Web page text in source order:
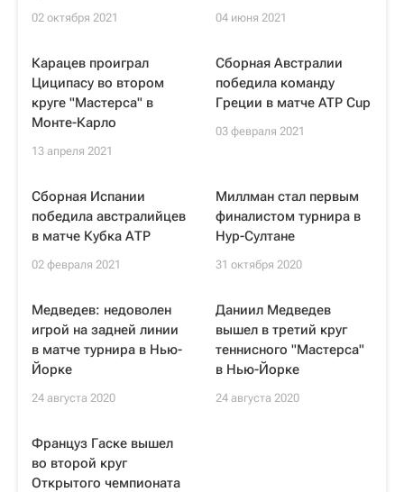
02 октября 2021 04 июня 2021
Карацев проиграл
Циципасу во втором
круге "Мастерса" в
Монте-Карло
13 апреля 2021
Сборная Австралии
победила команду
Греции в матче ATP Cup
03 февраля 2021
Сборная Испании
победила австралийцев
в матче Кубка АТР
02 февраля 2021
Миллман стал первым
финалистом турнира в
Нур-Султане
31 октября 2020
Медведев: недоволен
игрой на задней линии
в матче турнира в Нью-
Йорке
24 августа 2020
Даниил Медведев
вышел в третий круг
теннисного "Мастерса"
в Нью-Йорке
24 августа 2020
Француз Гаске вышел
во второй круг
Открытого чемпионата